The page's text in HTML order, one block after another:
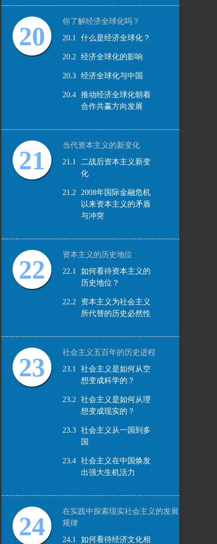
20
你了解经济全球化吗？
20.1
什么是经济全球化？
20.2 经济全球化的影响
20.3 经济全球化与中国
20.4
推动经济全球化朝着
合作共赢方向发展
21
当代资本主义的新变化
21.1
二战后资本主义新变
化
21.2
2008年国际金融危机
以来资本主义的矛盾
与冲突
22
资本主义的历史地位
22.1
如何看待资本主义的
历史地位？
22.2
资本主义为社会主义
所代替的历史必然性
23
社会主义五百年的历史进程
23.1
社会主义是如何从空
想变成科学的？
23.2
社会主义是如何从理
想变成现实的？
23.3
社会主义从一国到多
国
23.4
社会主义在中国焕发
出强大生机活力
24
在实践中探索现实社会主义的发展
规律
24.1
如何看待经济文化相